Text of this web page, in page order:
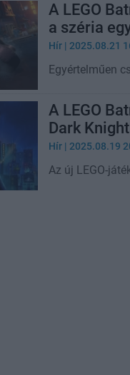
A LEGO
a széria
Hír | 2025.08.21
Egyértelműen
A LEGO
Dark Knight
Hír | 2025.08.19
Az új LEGO-